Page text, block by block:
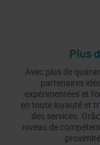
Plus
Avec plus de
partenaires
expérimentées et
en toute loyauté et
des services.
niveau de